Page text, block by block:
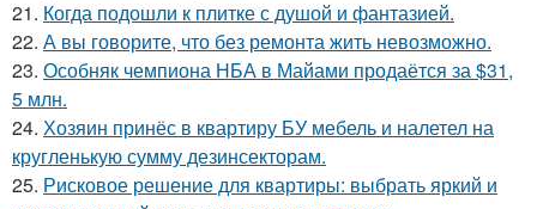
21. Когда подошли к плитке с душой и фантазией.
22. А вы говорите, что без ремонта жить невозможно.
23. Особняк чемпиона НБА в Майами продаётся за $31,
5 млн.
24. Хозяин принёс в квартиру БУ мебель и налетел на
кругленькую сумму дезинсекторам.
25. Рисковое решение для квартиры: выбрать яркий и